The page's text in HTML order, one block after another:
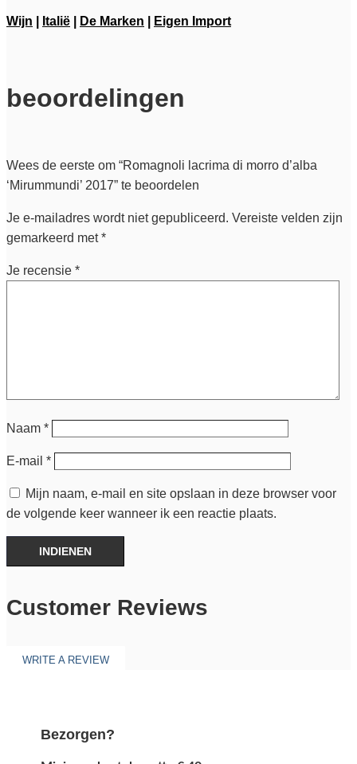
Wijn Italië De Marken Eigen Import
beoordelingen
Wees de eerste om “Romagnoli lacrima di morro d’alba
‘Mirummundi’ 2017” te beoordelen
Je e-mailadres wordt niet gepubliceerd. Vereiste velden zijn
gemarkeerd met*
Je recensie *
Naam *
E-mail *
Mijn naam, e-mail en site opslaan in deze browser voor
de volgende keer wanneer ik een reactie plaats.
INDIENEN
Customer Reviews
WRITE A REVIEW
Bezorgen?